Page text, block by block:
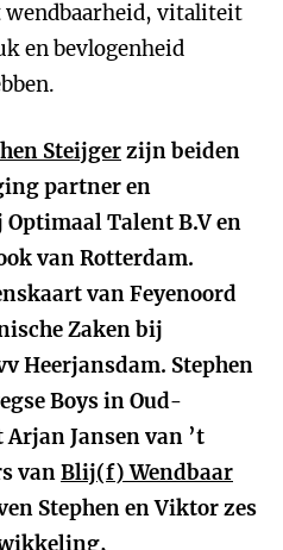
wendbaarheid, vitaliteit
en bevlogenheid
Steijgerzijn beiden
partner en
Talent B.V en
van Rotterdam.
van Feyenoord
Zaken bij
Heerjansdam. Stephen
Boys in Oud-
Jansen van ’t
vanBlij(f) Wendbaar
Stephen en Viktor zes